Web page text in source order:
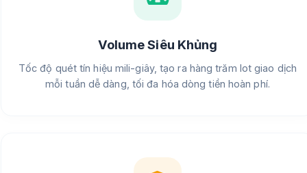
Volume Siêu Khủng
Tốc độ quét tín hiệu mili-giây, tạo ra hàng trăm lot giao dịch
mỗi tuần dễ dàng, tối đa hóa dòng tiền hoàn phí.